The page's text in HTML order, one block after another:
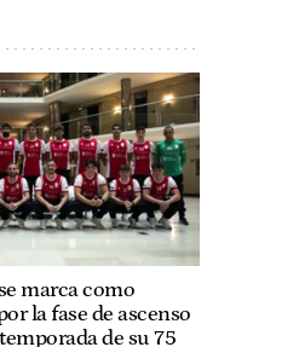
marca como
la fase de ascenso
de su 75